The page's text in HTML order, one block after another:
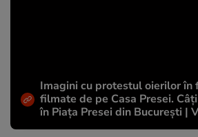
Imagini cu protestul oierilor în
filmate de pe Casa Presei.
în Piața Presei din București |